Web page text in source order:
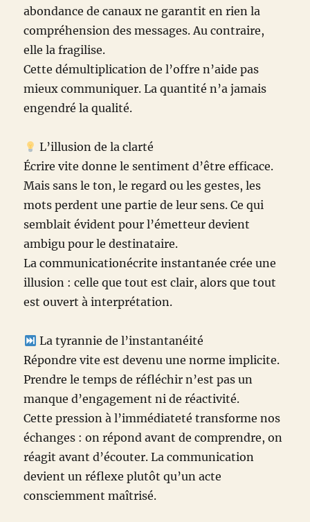
abondance de canaux ne garantit en rien la
compréhension des messages. Au contraire,
elle la fragilise.
Cette démultiplication de l’offre n’aide pas
mieux communiquer. La quantité n’a jamais
engendré la qualité.
L’illusion de la clarté
Écrire vite donne le sentiment d’être efficace.
Mais sans le ton, le regard ou les gestes, les
mots perdent une partie de leur sens. Ce qui
semblait évident pour l’émetteur devient
ambigu pour le destinataire.
La communicationécrite instantanée crée une
illusion : celle que tout est clair, alors que tout
est ouvert à interprétation.
La tyrannie de l’instantanéité
Répondre vite est devenu une norme implicite.
Prendre le temps de réfléchir n’est pas un
manque d’engagement ni de réactivité.
Cette pression à l’immédiateté transforme nos
échanges : on répond avant de comprendre, on
réagit avant d’écouter. La communication
devient un réflexe plutôt qu’un acte
consciemment maîtrisé.